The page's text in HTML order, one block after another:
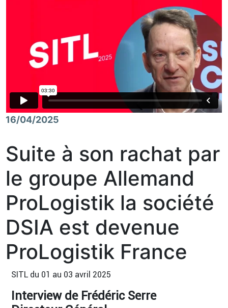
16/04/2025
Suite à son rachat par
le groupe Allemand
ProLogistik la société
DSIA est devenue
ProLogistik France
SITL du 01 au 03 avril 2025
Interview de Frédéric Serre